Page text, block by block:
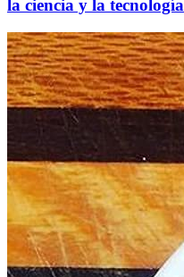
la ciencia y la tecnología